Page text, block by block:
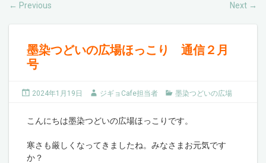
← Previous Next →
墨染つどいの広場ほっこり 通信２月
号
2024年1月19日 ジギョCafe担当者 墨染つどいの広場
こんにちは墨染つどいの広場ほっこりです。
寒さも厳しくなってきましたね。みなさまお元気です
か？